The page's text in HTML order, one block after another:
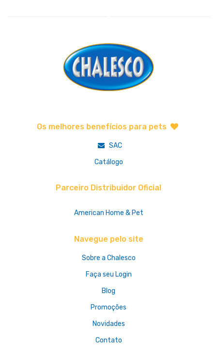
Os melhores benefícios para pets
SAC
Catálogo
Parceiro Distribuidor Oficial
American Home & Pet
Navegue pelo site
Sobre a Chalesco
Faça seu Login
Blog
Promoções
Novidades
Contato